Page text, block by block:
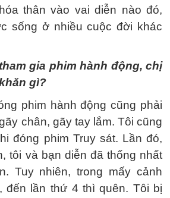
thân vào vai diễn nào đó,
sống ở nhiều cuộc đời khác
gia phim hành động, chị
gì?
phim hành động cũng phải
chân, gãy tay lắm. Tôi cũng
đóng phim Truy sát. Lần đó,
tôi và bạn diễn đã thống nhất
Tuy nhiên, trong mấy cảnh
đến lần thứ 4 thì quên. Tôi bị